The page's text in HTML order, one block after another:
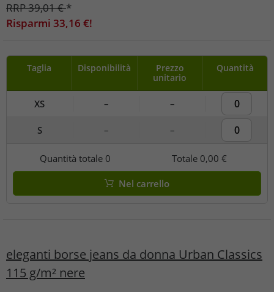
RRP39,01€*
Risparmi 33,16 €!
Taglia Disponibilità
Prezzo
unitario
Quantità
XS – –
S – –
Quantità totale 0 Totale 0,00 €
Nel carrello
eleganti borse jeans da donna Urban Classics
115 g/m² nere